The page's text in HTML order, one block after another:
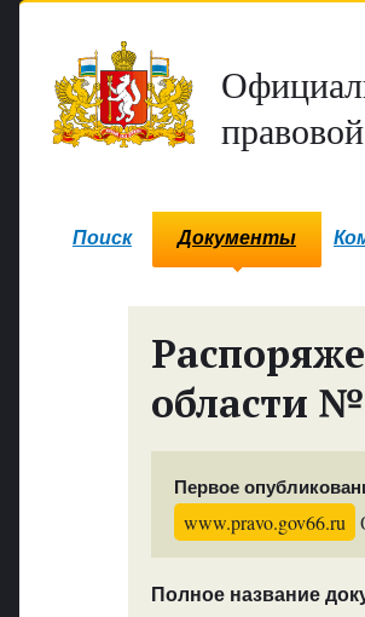
Поиск Документы
области
Первое
www.pravo.gov66.ru
Полное название